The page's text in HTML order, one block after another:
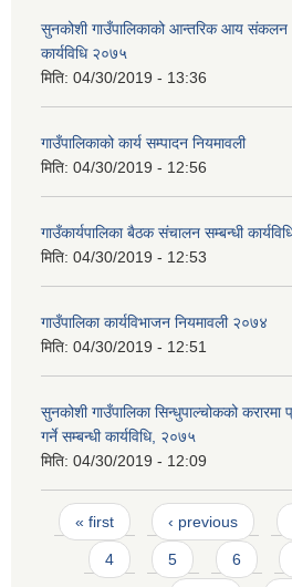
सुनकोशी गाउँपालिकाको आन्तरिक आय संकलन
कार्यविधि २०७५
मिति: 04/30/2019 - 13:36
गाउँपालिकाको कार्य सम्पादन नियमावली
मिति: 04/30/2019 - 12:56
गाउँकार्यपालिका बैठक संचालन सम्बन्धी
मिति: 04/30/2019 - 12:53
गाउँपालिका कार्यविभाजन नियमावली २०७४
मिति: 04/30/2019 - 12:51
सुनकोशी गाउँपालिका सिन्धुपाल्चोकको करारमा
गर्ने सम्बन्धी कार्यविधि, २०७५
मिति: 04/30/2019 - 12:09
Pages
« first ‹ previous
4 5 6